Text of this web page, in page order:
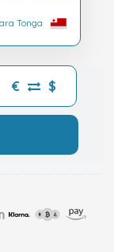
Tonga
€ $